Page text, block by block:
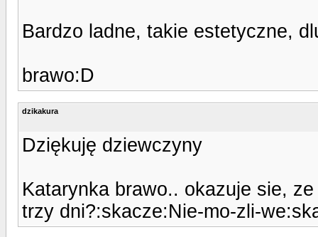
Bardzo ladne, takie estetyczne,
brawo:D
dzikakura
Dziękuję dziewczyny
Katarynka brawo.. okazuje sie,
trzy dni?:skacze:Nie-mo-zli-